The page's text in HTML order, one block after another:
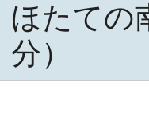
ほたての
分）